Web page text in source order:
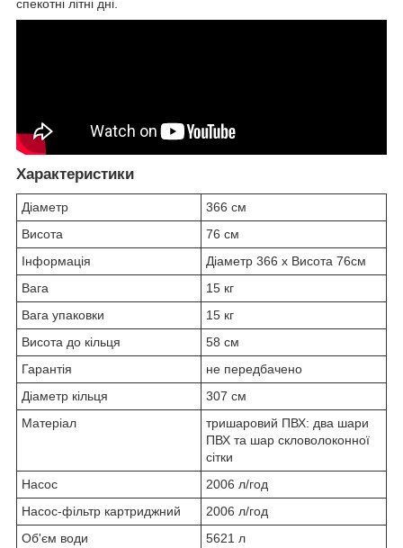
спекотні літні дні.
Характеристики
Діаметр
366 см
Висота
76 см
Інформація
Діаметр 366 x Висота 76см
Вага
15 кг
Вага упаковки
15 кг
Висота до кільця
58 см
Гарантія
не передбачено
Діаметр кільця
307 см
Матеріал
тришаровий ПВХ: два шари
ПВХ та шар скловолоконної
сітки
Насос
2006 л/год
Насос-фільтр картриджний
2006 л/год
Об'єм води
5621 л